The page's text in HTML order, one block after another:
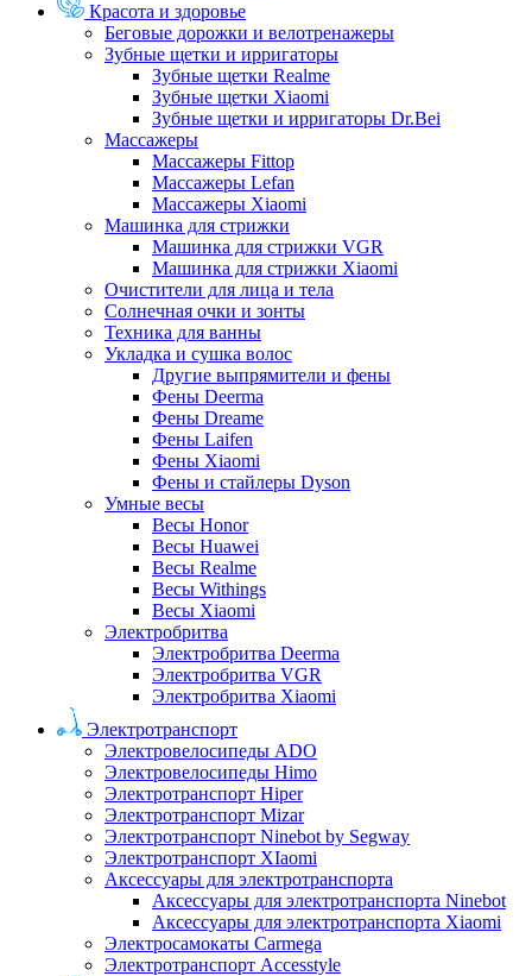
Красота и здоровье
Беговые дорожки и велотренажеры
Зубные щетки и ирригаторы
Зубные щетки Realme
Зубные щетки Xiaomi
Зубные щетки и ирригаторы Dr.Bei
Массажеры
Массажеры Fittop
Массажеры Lefan
Массажеры Xiaomi
Машинка для стрижки
Машинка для стрижки VGR
Машинка для стрижки Xiaomi
Очистители для лица и тела
Солнечная очки и зонты
Техника для ванны
Укладка и сушка волос
Другие выпрямители и фены
Фены Deerma
Фены Dreame
Фены Laifen
Фены Xiaomi
Фены и стайлеры Dyson
Умные весы
Весы Honor
Весы Huawei
Весы Realme
Весы Withings
Весы Xiaomi
Электробритва
Электробритва Deerma
Электробритва VGR
Электробритва Xiaomi
Электротранспорт
Электровелосипеды ADO
Электровелосипеды Himo
Электротранспорт Hiper
Электротранспорт Mizar
Электротранспорт Ninebot by Segway
Электротранспорт XIaomi
Аксессуары для электротранспорта
Аксессуары для электротранспорта Ninebot
Аксессуары для электротранспорта Xiaomi
Электросамокаты Carmega
Электротранспорт Accesstyle